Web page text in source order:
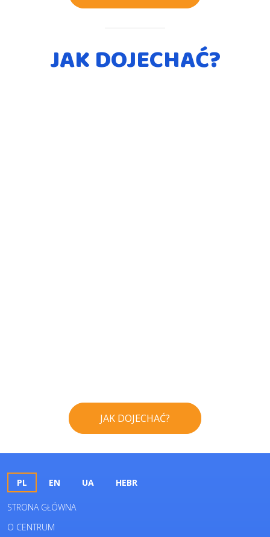
JAK DOJECHAĆ?
JAK DOJECHAĆ?
PL EN UA HEBR
STRONA GŁÓWNA
O CENTRUM